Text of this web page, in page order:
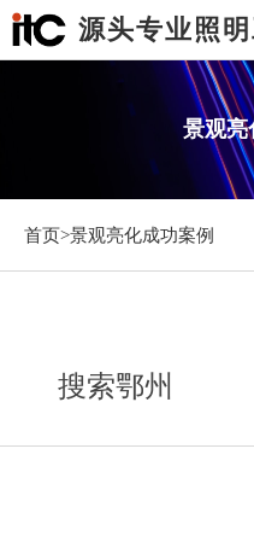
源头专业照
景观亮
首页>景观亮化成功案例
搜索鄂州